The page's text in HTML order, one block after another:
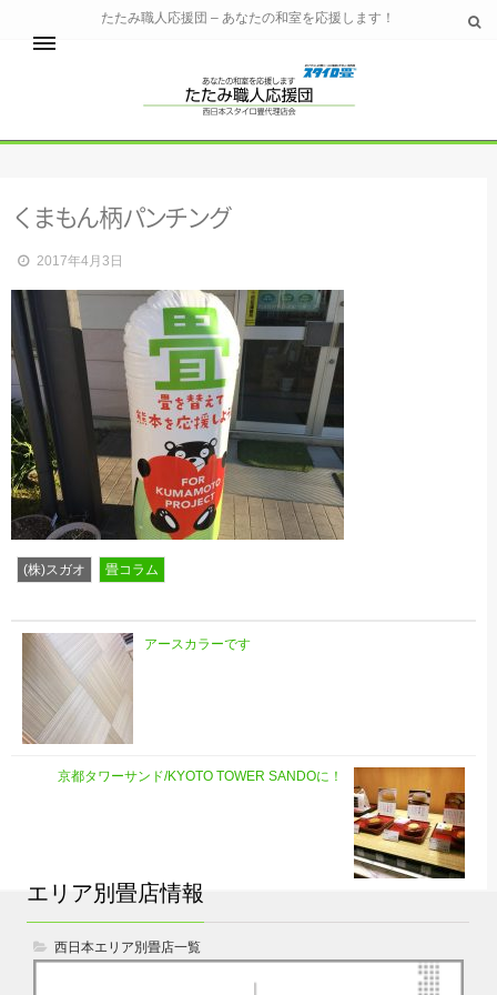
たたみ職人応援団 – あなたの和室を応援します！
畳コラム
店舗向けサービス
お問い合わせ
く まもん柄パンチング
2017年4月3日
(株)スガオ 畳コラム
アースカラーです
京都タワーサンド/KYOTO TOWER SANDOに！
エリア別畳店情報
西日本エリア別畳店一覧